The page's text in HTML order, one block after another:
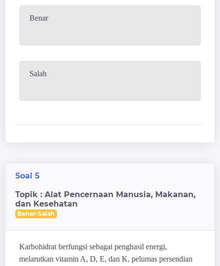
Benar
Salah
Soal 5
Topik : Alat Pencernaan Manusia, Makanan,
dan Kesehatan
Benar-Salah
Karbohidrat berfungsi sebagai penghasil energi,
melarutkan vitamin A, D, E, dan K, pelumas persendian